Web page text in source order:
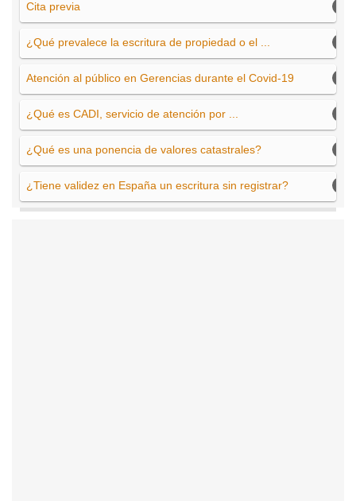
Cita previa
¿Qué prevalece la escritura de propiedad o el ...
Atención al público en Gerencias durante el Covid-19
¿Qué es CADI, servicio de atención por ...
¿Qué es una ponencia de valores catastrales?
¿Tiene validez en España un escritura sin registrar?